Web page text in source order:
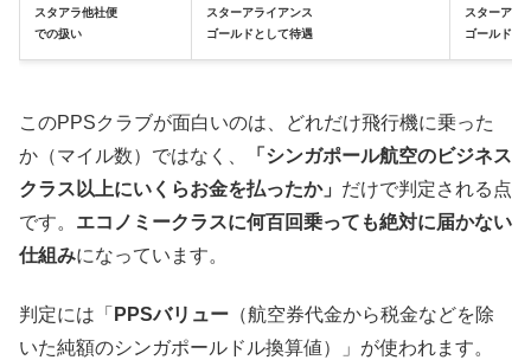
スタアラ他社便
での扱い
スターアライアンス
ゴールドとして待遇
スターアラ
ゴールドと
このPPSクラブが面白いのは、どれだけ飛行機に乗った
か（マイル数）ではなく、
「シンガポール航空のビジネス
クラス以上にいくらお金を払ったか」 だけで判定される点
です。 エコノミークラスに何百回乗っても絶対に届かない
仕組みになっています。
判定には「 PPSバリュー （航空券代金から税金などを除
いた純額のシンガポールドル換算値）」が使われます。